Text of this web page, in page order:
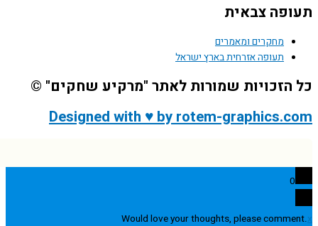
צבאית
מחקרים ומאמרים
תעופה אזרחית בארץ ישראל
שמורות לאתר "מרקיע שחקים" ©
Designed with ♥ by rotem-
Would love your thoughts, please